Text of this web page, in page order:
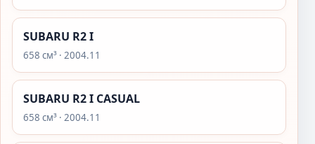
SUBARU R2 I
658 см³ · 2004.11
SUBARU R2 I CASUAL
658 см³ · 2004.11